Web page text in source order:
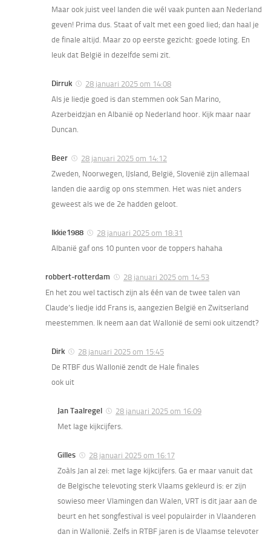
Maar ook juist veel landen die wél vaak punten aan Nederland
geven! Prima dus. Staat of valt met een goed lied; dan haal je
de finale altijd. Maar zo op eerste gezicht: goede loting. En
leuk dat België in dezelfde semi zit.
Dirruk
28 januari 2025 om 14:08
Als je liedje goed is dan stemmen ook San Marino,
Azerbeidzjan en Albanië op Nederland hoor. Kijk maar naar
Duncan.
Beer
28 januari 2025 om 14:12
Zweden, Noorwegen, IJsland, België, Slovenië zijn allemaal
landen die aardig op ons stemmen. Het was niet anders
geweest als we de 2e hadden geloot.
Ikkie1988
28 januari 2025 om 18:31
Albanië gaf ons 10 punten voor de toppers hahaha
robbert-rotterdam
28 januari 2025 om 14:53
En het zou wel tactisch zijn als één van de twee talen van
Claude’s liedje idd Frans is, aangezien België en Zwitserland
meestemmen. Ik neem aan dat Wallonië de semi ook uitzendt?
Dirk
28 januari 2025 om 15:45
De RTBF dus Wallonië zendt de Hale finales
ook uit
Jan Taalregel
28 januari 2025 om 16:09
Met lage kijkcijfers.
Gilles
28 januari 2025 om 16:17
Zoàls Jan al zei: met lage kijkcijfers. Ga er maar vanuit dat
de Belgische televoting sterk Vlaams gekleurd is: er zijn
sowieso meer Vlamingen dan Walen, VRT is dit jaar aan de
beurt en het songfestival is veel populairder in Vlaanderen
dan in Wallonië. Zelfs in RTBF jaren is de Vlaamse televoter